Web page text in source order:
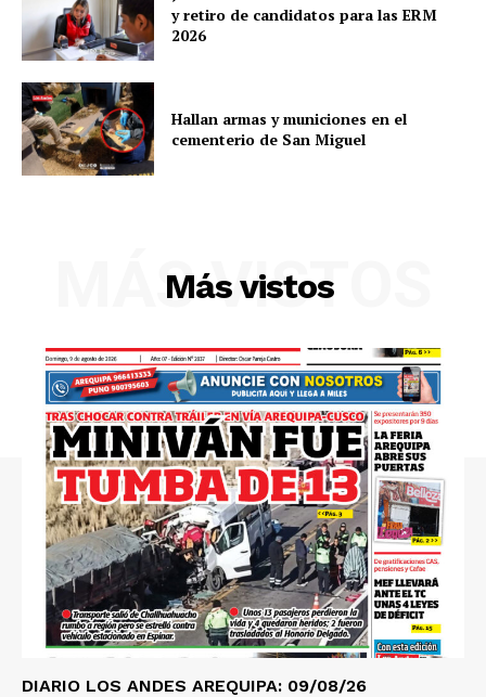
SUSCRIBETE
Diario los Andes
Nosotros
Contacto
y retiro de candidatos para las ERM
2026
Hallan armas y municiones en el
cementerio de San Miguel
Más vistos
MÁS VISTOS
DIARIO LOS ANDES AREQUIPA: 09/08/26